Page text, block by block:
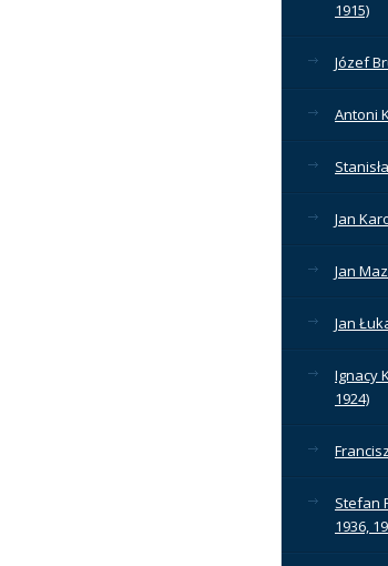
1915)
Józef
Antoni
Jan
Jan
Jan
Ignacy
1924)
Stefan
1936,